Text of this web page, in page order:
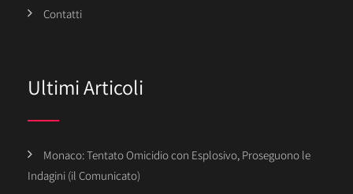
Contatti
Ultimi Articoli
Monaco: Tentato Omicidio con Esplosivo, Proseguono le
Indagini (il Comunicato)